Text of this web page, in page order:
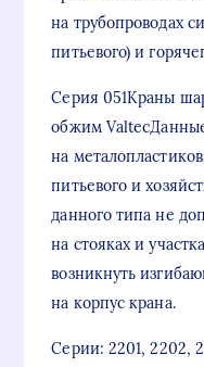
на трубопроводах
питьевого) и
Серия 051Краны
обжим
на
питьевого и
данного типа не
на стояках и
возникнуть
на корпус крана.
Серии: 2201, 2202,